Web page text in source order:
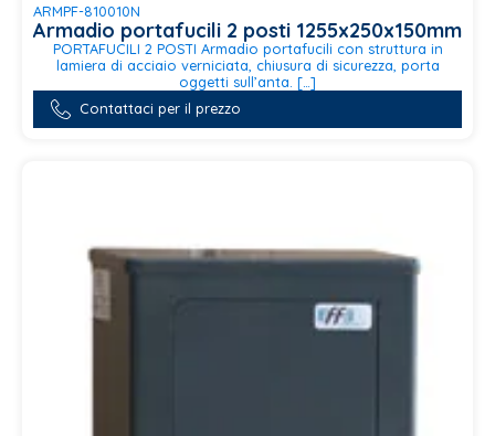
ARMPF-810010N
Armadio portafucili 2 posti 1255x250x150mm
PORTAFUCILI 2 POSTI Armadio portafucili con struttura in
lamiera di acciaio verniciata, chiusura di sicurezza, porta
oggetti sull’anta. […]
Contattaci per il prezzo